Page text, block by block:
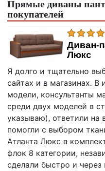
Прямые диваны
покупателей
Диван-
Люкс
Я долго и тщательно
сайтах и в магазинах. В
модели, консультанты
среди двух моделей в
указываю), ответили
помогли с выбором
Атланта Люкс в
флок 8 категории,
сделали быстро и через